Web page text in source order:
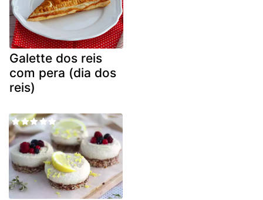
Galette dos reis
com pera (dia dos
reis)